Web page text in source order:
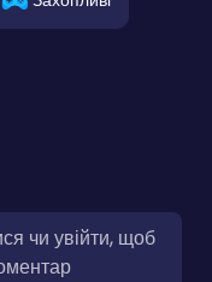
чи увійти, щоб